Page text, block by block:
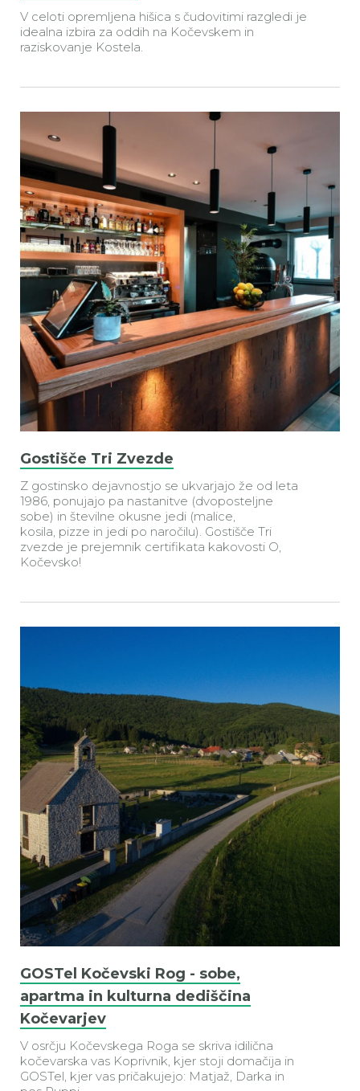
V celoti opremljena hišica s čudovitimi razgledi je
idealna izbira za oddih na Kočevskem in
raziskovanje Kostela.
Gostišče Tri Zvezde
Z gostinsko dejavnostjo se ukvarjajo že od leta
1986, ponujajo pa nastanitve (dvoposteljne
sobe) in številne okusne jedi (malice,
kosila, pizze in jedi po naročilu). Gostišče Tri
zvezde je prejemnik certifikata kakovosti O,
Kočevsko!
GOSTel Kočevski Rog - sobe,
apartma in kulturna dediščina
Kočevarjev
V osrčju Kočevskega Roga se skriva idilična
kočevarska vas Koprivnik, kjer stoji domačija in
GOSTel, kjer vas pričakujejo: Matjaž, Darka in